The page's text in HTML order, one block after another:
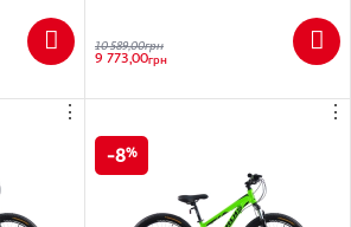
10 589,00грн
9 773,00грн
⋮
⋮
8